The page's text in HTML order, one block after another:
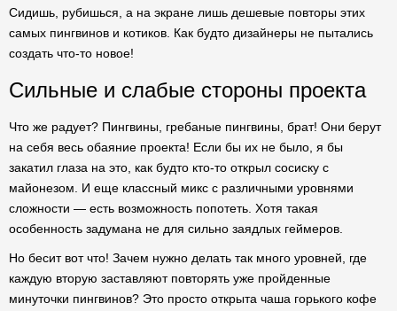
Сидишь, рубишься, а на экране лишь дешевые повторы этих
самых пингвинов и котиков. Как будто дизайнеры не пытались
создать что-то новое!
Сильные и слабые стороны проекта
Что же радует? Пингвины, гребаные пингвины, брат! Они берут
на себя весь обаяние проекта! Если бы их не было, я бы
закатил глаза на это, как будто кто-то открыл сосиску с
майонезом. И еще классный микс с различными уровнями
сложности — есть возможность попотеть. Хотя такая
особенность задумана не для сильно заядлых геймеров.
Но бесит вот что! Зачем нужно делать так много уровней, где
каждую вторую заставляют повторять уже пройденные
минуточки пингвинов? Это просто открыта чаша горького кофе